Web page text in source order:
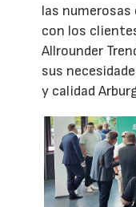
las
con los
Allrounder
sus
y calidad